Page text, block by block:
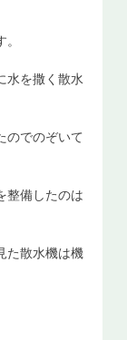
水を撒く散水
のでのぞいて
整備したのは
た散水機は機